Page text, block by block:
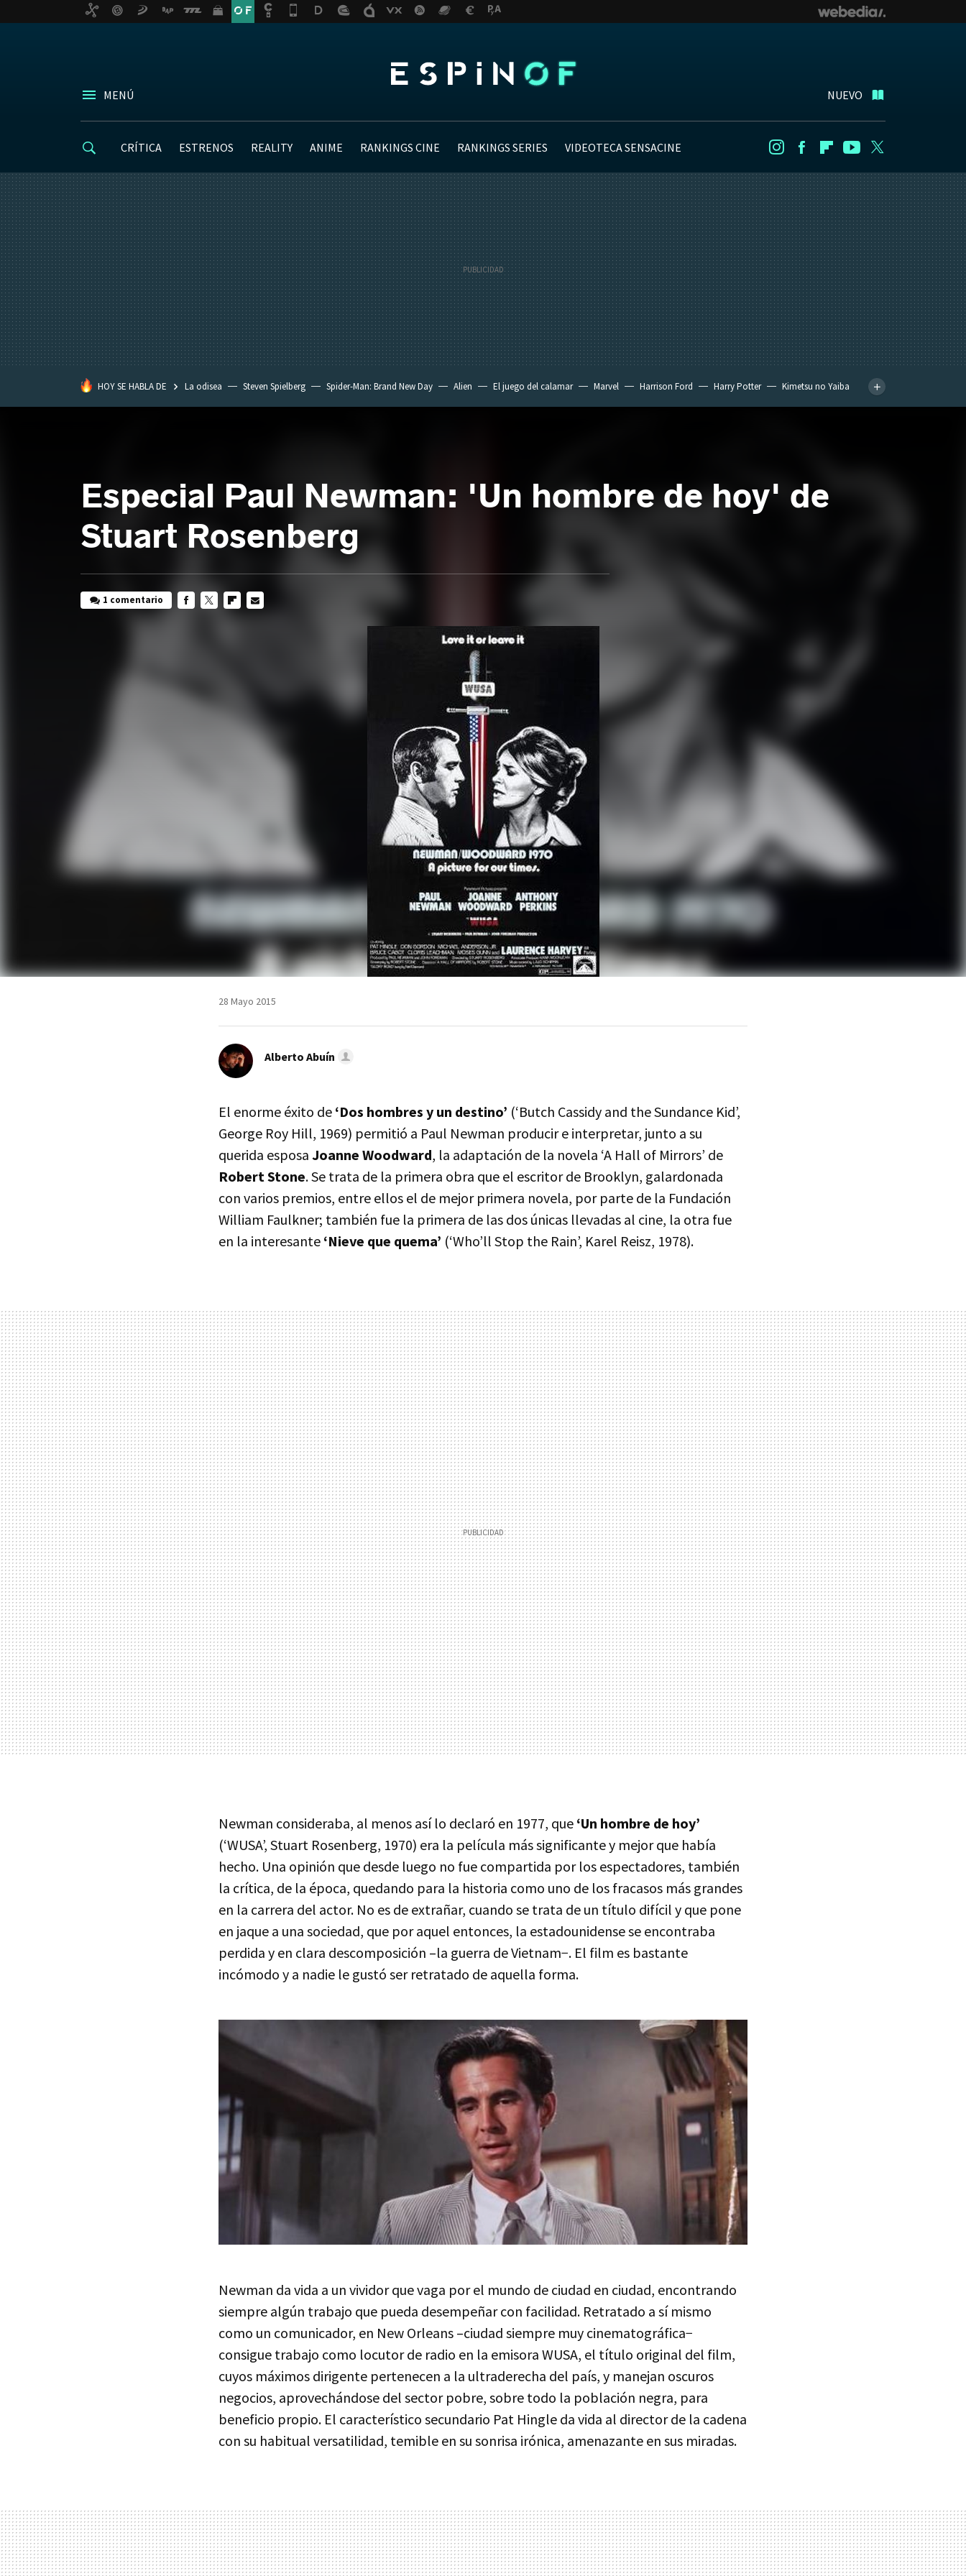
MENÚ NUEVO
CRÍTICA ESTRENOS REALITY ANIME RANKINGS CINE RANKINGS SERIES VIDEOTECA SENSACINE InstagramFacebookFlipboard
Youtube
HOY SE HABLA DE La odisea Steven Spielberg Spider-Man: Brand New Day Alien El juego del calamar Marvel Harrison Ford Harry Potter
Kimetsu no Yaiba
Especial Paul Newman: 'Un hombre de hoy' de
Stuart Rosenberg
1 comentario
28 Mayo 2015
Alberto Abuín
El enorme éxito de ‘Dos hombres y un destino’ (‘Butch Cassidy and the Sundance Kid’,
George Roy Hill, 1969) permitió a Paul Newman producir e interpretar, junto a su
querida esposa Joanne Woodward, la adaptación de la novela ‘A Hall of Mirrors’ de
Robert Stone. Se trata de la primera obra que el escritor de Brooklyn, galardonada
con varios premios, entre ellos el de mejor primera novela, por parte de la Fundación
William Faulkner; también fue la primera de las dos únicas llevadas al cine, la otra fue
en la interesante ‘Nieve que quema’ (‘Who’ll Stop the Rain’, Karel Reisz, 1978).
Newman consideraba, al menos así lo declaró en 1977, que ‘Un hombre de hoy’
(‘WUSA’, Stuart Rosenberg, 1970) era la película más significante y mejor que había
hecho. Una opinión que desde luego no fue compartida por los espectadores, también
la crítica, de la época, quedando para la historia como uno de los fracasos más grandes
en la carrera del actor. No es de extrañar, cuando se trata de un título difícil y que pone
en jaque a una sociedad, que por aquel entonces, la estadounidense se encontraba
perdida y en clara descomposición –la guerra de Vietnam−. El film es bastante
incómodo y a nadie le gustó ser retratado de aquella forma.
Newman da vida a un vividor que vaga por el mundo de ciudad en ciudad, encontrando
siempre algún trabajo que pueda desempeñar con facilidad. Retratado a sí mismo
como un comunicador, en New Orleans –ciudad siempre muy cinematográfica−
consigue trabajo como locutor de radio en la emisora WUSA, el título original del film,
cuyos máximos dirigente pertenecen a la ultraderecha del país, y manejan oscuros
negocios, aprovechándose del sector pobre, sobre todo la población negra, para
beneficio propio. El característico secundario Pat Hingle da vida al director de la cadena
con su habitual versatilidad, temible en su sonrisa irónica, amenazante en sus miradas.